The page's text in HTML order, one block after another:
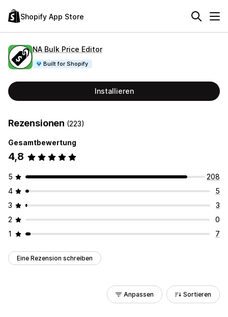
Shopify App Store
NA Bulk Price Editor
Built for Shopify
Installieren
Rezensionen (223)
Gesamtbewertung
4,8
5
208
4
5
3
3
2
0
1
7
Eine Rezension schreiben
Anpassen Sortieren